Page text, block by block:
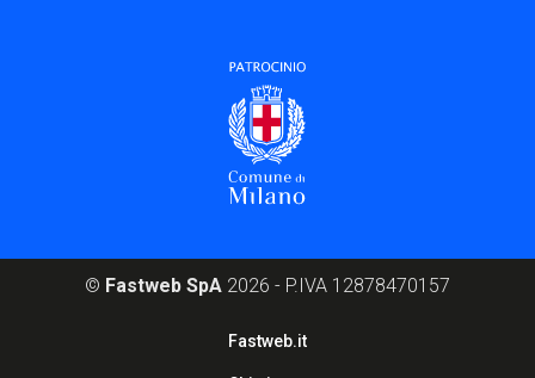
© Fastweb SpA 2026 - P.IVA 12878470157
Fastweb.it